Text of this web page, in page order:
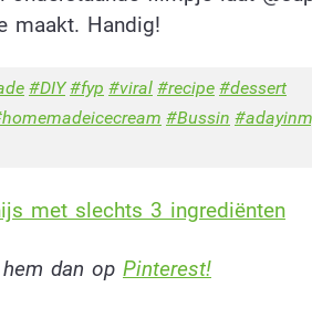
maakt. Handig!
#DIY #fyp #viral #recipe #dessert
#Bussin
met slechts 3 ingrediënten
dan op Pinterest!